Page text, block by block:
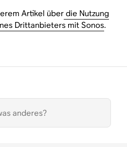
Artikel überdie Nutzung
Drittanbieters mit Sonos.